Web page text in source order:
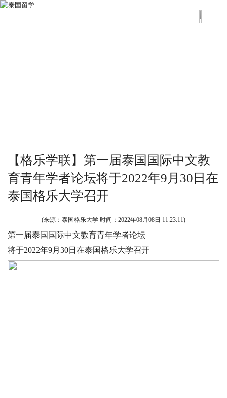
【格乐学联】第一届泰国国际中文教
育青年学者论坛将于2022年9月30日在
泰国格乐大学召开
(来源：泰国格乐大学 时间： 2022年08月08日 11:23:11)
第一届泰国国际中文教育青年学者论坛
将于2022年9月30日在泰国格乐大学召开